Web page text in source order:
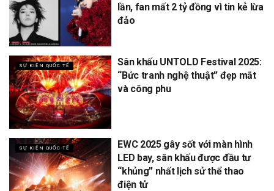
lần, fan mất 2 tỷ đồng vì tin kẻ lừa
đảo
SỰ KIỆN QUỐC TẾ
Sân khấu UNTOLD Festival 2025:
“Bức tranh nghệ thuật” đẹp mắt
và công phu
SỰ KIỆN QUỐC TẾ
EWC 2025 gây sốt với màn hình
LED bay, sân khấu được đầu tư
“khủng” nhất lịch sử thể thao
điện tử